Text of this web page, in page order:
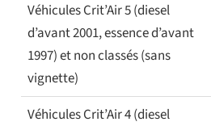
Véhicules Crit’Air 5 (diesel
d’avant 2001, essence d’avant
1997) et non classés (sans
vignette)
Véhicules Crit’Air 4 (diesel